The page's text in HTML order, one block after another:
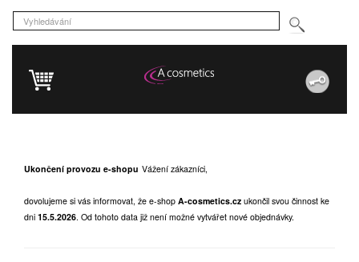
Ukončení provozu e-shopu Vážení zákazníci,
dovolujeme si vás informovat, že e-shop A-cosmetics.cz ukončil svou činnost ke
dni 15.5.2026. Od tohoto data již není možné vytvářet nové objednávky.